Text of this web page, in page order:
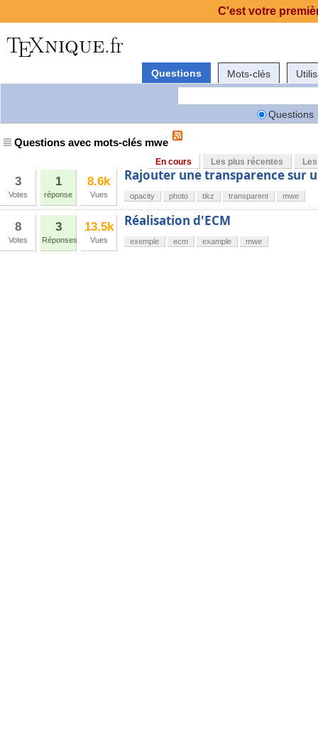
Questions Mots-clés
Questions
Questions avec mots-clés mwe
En cours Les plus récentes
3
Votes
1
réponse
8.6k
Vues
Rajouter une transparence sur
opacity photo tikz transparent mwe
8
Votes
3
Réponses
13.5k
Vues
Réalisation d'ECM
exemple ecm example mwe
C'est votre